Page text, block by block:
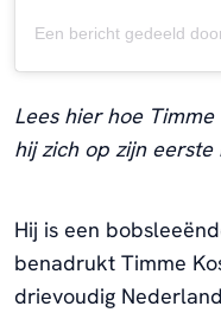
Lees hier hoe
hij zich op zijn
Hij is een
benadrukt Timme
drievoudig